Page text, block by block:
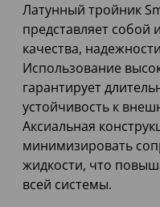
Латунный тройник
представляет собой
качества,
Использование
гарантирует
устойчивость к
Аксиальная
минимизировать
жидкости, что
всей системы.